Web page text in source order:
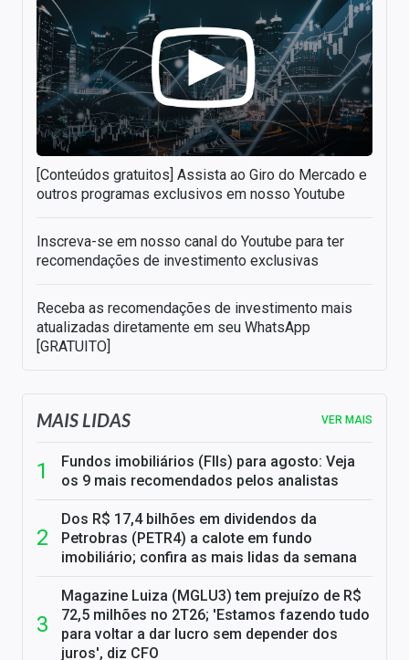
[Conteúdos gratuitos] Assista ao Giro do Mercado e
outros programas exclusivos em nosso Youtube
Inscreva-se em nosso canal do Youtube para ter
recomendações de investimento exclusivas
Receba as recomendações de investimento mais
atualizadas diretamente em seu WhatsApp
[GRATUITO]
MAIS LIDAS VER MAIS
Fundos imobiliários (FIIs) para agosto: Veja
os 9 mais recomendados pelos analistas
Dos R$ 17,4 bilhões em dividendos da
Petrobras (PETR4) a calote em fundo
imobiliário; confira as mais lidas da semana
Magazine Luiza (MGLU3) tem prejuízo de R$
72,5 milhões no 2T26; 'Estamos fazendo tudo
para voltar a dar lucro sem depender dos
juros', diz CFO